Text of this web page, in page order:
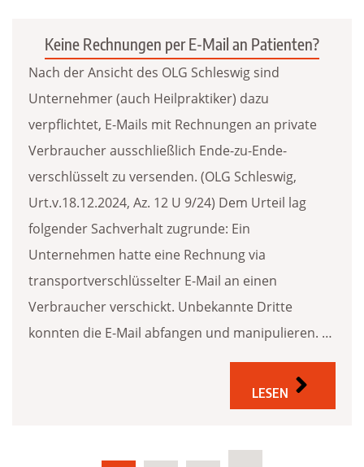
Keine Rechnungen per E-Mail an Patienten?
Nach der Ansicht des OLG Schleswig sind
Unternehmer (auch Heilpraktiker) dazu
verpflichtet, E-Mails mit Rechnungen an private
Verbraucher ausschließlich Ende-zu-Ende-
verschlüsselt zu versenden. (OLG Schleswig,
Urt.v.18.12.2024, Az. 12 U 9/24) Dem Urteil lag
folgender Sachverhalt zugrunde: Ein
Unternehmen hatte eine Rechnung via
transportverschlüsselter E-Mail an einen
Verbraucher verschickt. Unbekannte Dritte
konnten die E-Mail abfangen und manipulieren. …
LESEN
Seitennummerierung